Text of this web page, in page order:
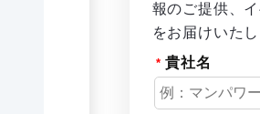
報のご提供、
をお届けいたし
貴社名